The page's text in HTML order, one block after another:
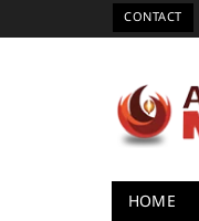
CONTACT
HOME